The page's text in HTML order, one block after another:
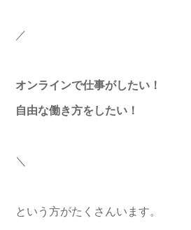
／
オンラインで仕事がしたい ！
自由な働き方をしたい ！
＼
という方がたくさんいます。